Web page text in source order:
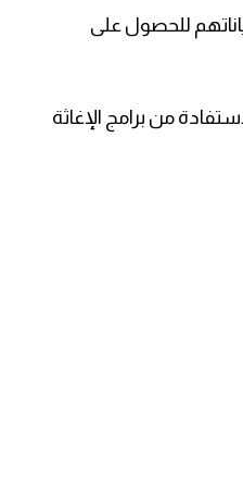
للحصول على
من برامج الإغاثة